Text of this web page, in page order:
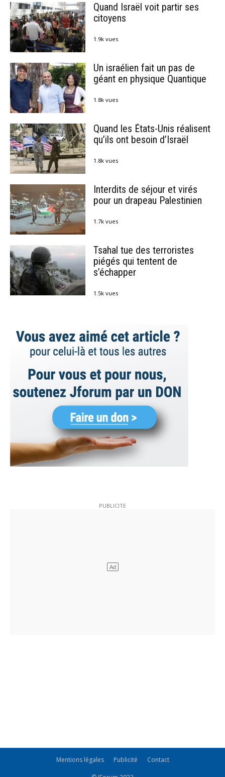
Quand Israël voit partir ses
citoyens
1.9k vues
Un israélien fait un pas de
géant en physique Quantique
1.8k vues
Quand les États-Unis réalisent
qu’ils ont besoin d’Israël
1.8k vues
Interdits de séjour et virés
pour un drapeau Palestinien
1.7k vues
Tsahal tue des terroristes
piégés qui tentent de
s’échapper
1.5k vues
Mentions légales Publicité Contact